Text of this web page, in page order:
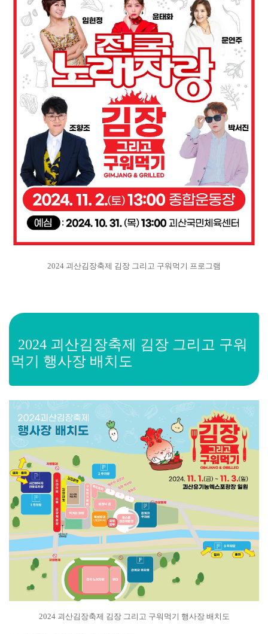
2024 괴산김장축제 김장 그리고 구워먹기 프로그램
2024 괴산김장축제 김장 그리고 구워
먹기
행사장 배치도
2024 괴산김장축제 김장 그리고 구워먹기 행사장 배치도